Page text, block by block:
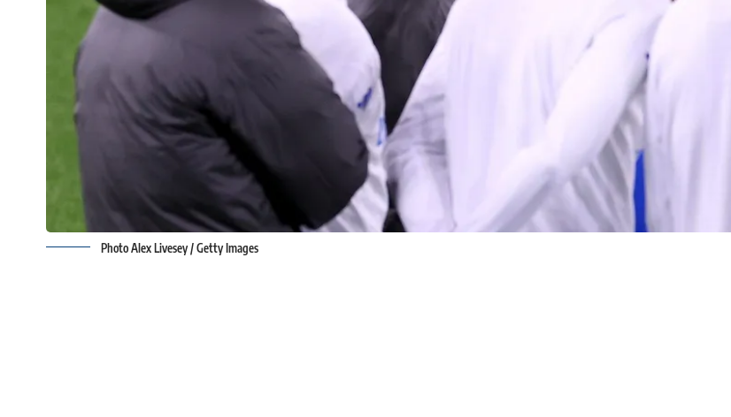
Photo Alex Livesey / Getty Images